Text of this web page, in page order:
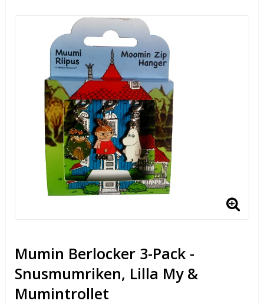
Mumin Berlocker 3-Pack -
Snusmumriken, Lilla My &
Mumintrollet